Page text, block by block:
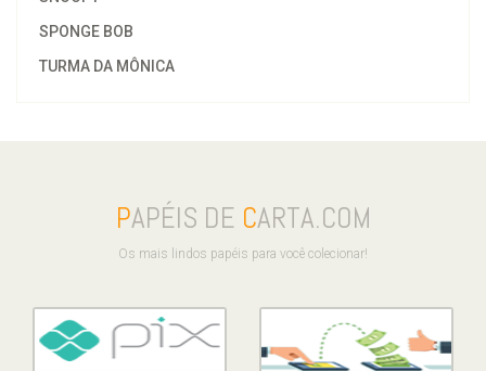
SPONGE BOB
TURMA DA MÔNICA
PAPÉIS DE CARTA.COM
Os mais lindos papéis para você colecionar!